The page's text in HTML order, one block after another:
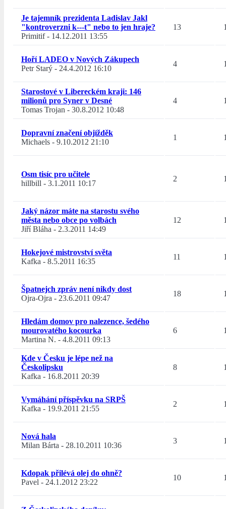
Je tajemník prezidenta Ladislav Jakl
"kontroverzni k---t" nebo to jen hraje?
Primitif- 14.12.2011 13:55
13
Hoří LADEO v Nových Zákupech
Petr Starý - 24.4.2012 16:10
4
Starostové v Libereckém kraji: 146
milionů pro Syner v Desné
Tomas Trojan - 30.8.2012 10:48
4
Dopravní značení objížděk
Michaels - 9.10.2012 21:10
1
Osm tisíc pro učitele
hillbill - 3.1.2011 10:17
2
Jaký názor máte na starostu svého
města nebo obce po volbách
Jiří Bláha - 2.3.2011 14:49
12
Hokejové mistrovství světa
Kafka - 8.5.2011 16:35
11
Špatnejch zpráv není nikdy dost
Ojra-Ojra - 23.6.2011 09:47
18
Hledám domov pro nalezence, šedého
mourovatého kocourka
Martina N. - 4.8.2011 09:13
6
Kde v Česku je lépe než na
Českolipsku
Kafka - 16.8.2011 20:39
8
Vymáhání příspěvku na SRPŠ
Kafka - 19.9.2011 21:55
2
Nová hala
Milan Bárta - 28.10.2011 10:36
3
Kdopak přilévá olej do ohně?
Pavel - 24.1.2012 23:22
10